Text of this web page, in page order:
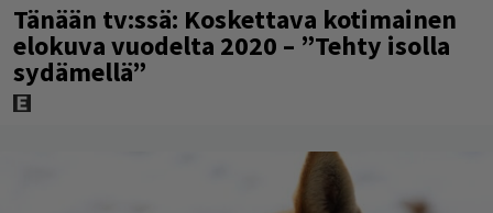
Tänään tv:ssä: Koskettava kotimainen
elokuva vuodelta 2020 – ”Tehty isolla
sydämellä”